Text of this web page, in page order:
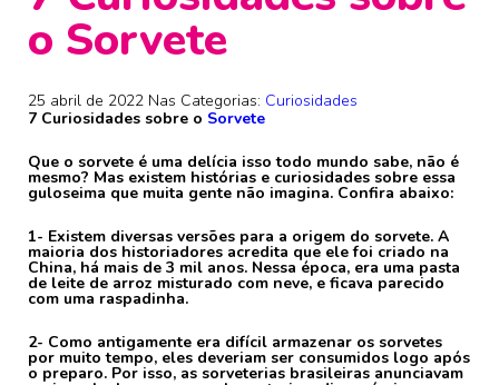
o Sorvete
25 abril de 2022 Nas Categorias: Curiosidades
7 Curiosidades sobre o Sorvete
Que o sorvete é uma delícia isso todo mundo sabe, não é
mesmo? Mas existem histórias e curiosidades sobre essa
guloseima que muita gente não imagina. Confira abaixo:
1- Existem diversas versões para a origem do sorvete. A
maioria dos historiadores acredita que ele foi criado na
China, há mais de 3 mil anos. Nessa época, era uma pasta
de leite de arroz misturado com neve, e ficava parecido
com uma raspadinha.
2- Como antigamente era difícil armazenar os sorvetes
por muito tempo, eles deveriam ser consumidos logo após
o preparo. Por isso, as sorveterias brasileiras anunciavam